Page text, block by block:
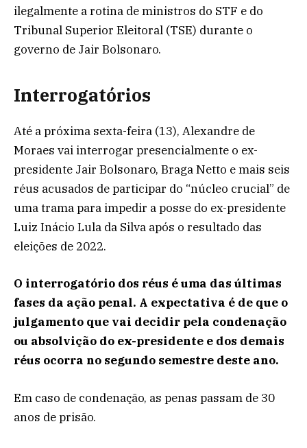
ilegalmente a rotina de ministros do STF e do
Tribunal Superior Eleitoral (TSE) durante o
governo de Jair Bolsonaro.
Interrogatórios
Até a próxima sexta-feira (13), Alexandre de
Moraes vai interrogar presencialmente o ex-
presidente Jair Bolsonaro, Braga Netto e mais seis
réus acusados de participar do “núcleo crucial” de
uma trama para impedir a posse do ex-presidente
Luiz Inácio Lula da Silva após o resultado das
eleições de 2022.
O interrogatório dos réus é uma das últimas
fases da ação penal. A expectativa é de que o
julgamento que vai decidir pela condenação
ou absolvição do ex-presidente e dos demais
réus ocorra no segundo semestre deste ano.
Em caso de condenação, as penas passam de 30
anos de prisão.